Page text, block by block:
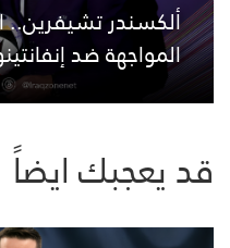
ألكسندر تشيفرين..
المواجهة ضد
قد يعجبك ايضاً